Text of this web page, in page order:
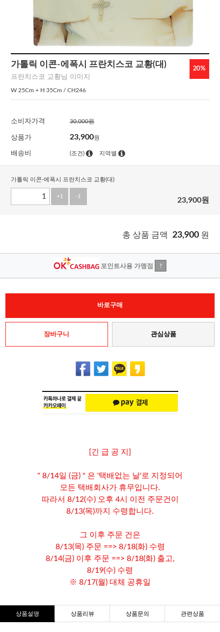
가톨릭 이콘-에폭시 프란치스코 교황(대)
프란치스코 교황님 이미지
W 25Cm + H 35Cm / CH246
20%
소비자가격 30,000원
상품가 23,900원
배송비 (조건) 지역별
가톨릭 이콘-에폭시 프란치스코 교황(대)
+1 -1 23,900원
총 상품 금액 23,900 원
포인트사용 가맹점 ?
바로구매
장바구니 관심상품
[긴 급 공 지]
" 8/14일 (금) " 은 '택배없는 날'로 지정되어
모든 택배회사가 휴무입니다.
따라서 8/12(수) 오후 4시 이전 주문건이
8/13(목)까지 수령합니다.
그 이후 주문 건은
8/13(목) 주문 ==> 8/18(화) 수령
8/14(금) 이후 주문 ==> 8/18(화) 출고,
8/19(수) 수령
※ 8/17(월) 대체 공휴일
상품설명 상품리뷰 상품문의 관련상품